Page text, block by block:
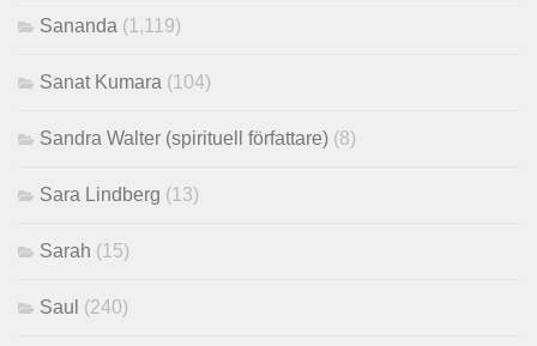
Sananda (1,119)
Sanat Kumara (104)
Sandra Walter (spirituell författare) (8)
Sara Lindberg (13)
Sarah (15)
Saul (240)